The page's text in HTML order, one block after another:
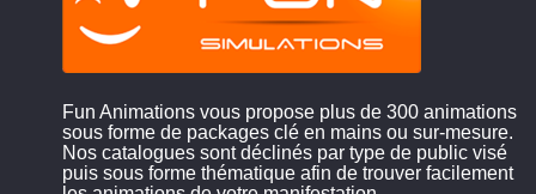
Fun Animations vous propose plus de 300 animations
sous forme de packages clé en mains ou sur-mesure.
Nos catalogues sont déclinés par type de public visé
puis sous forme thématique afin de trouver facilement